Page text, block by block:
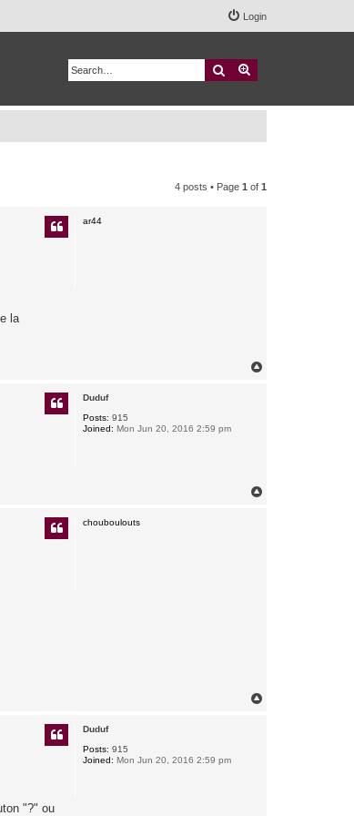
Login
Search
4 posts • Page 1 of 1
ar44
la
Duduf
Posts: 915
Joined: Mon Jun 20, 2016 2:59 pm
chouboulouts
Duduf
Posts: 915
Joined: Mon Jun 20, 2016 2:59 pm
"?" ou